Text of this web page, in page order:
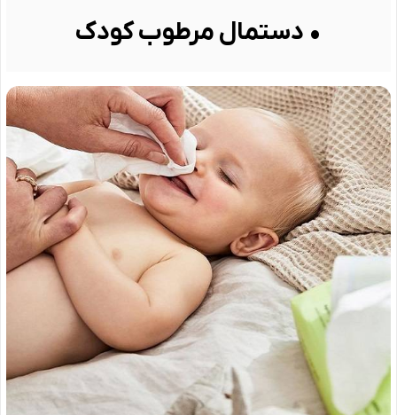
• دستمال مرطوب کودک